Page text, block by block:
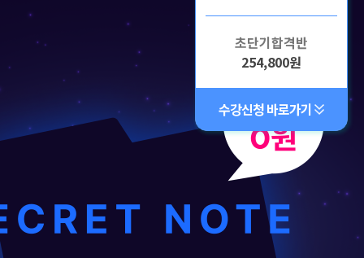
초단기합격반
254,800원
수강신청 바로가기